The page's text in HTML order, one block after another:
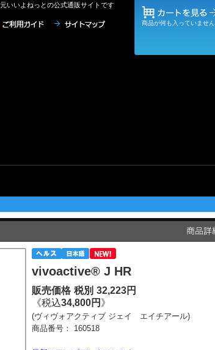
商品が何も入っていません
いいよねっとの公式通販サイトです
vivoactive® J HR
販売価格 税別 32,223円
《税込34,800円 》
(ヴィヴォアクティブ ジェイ エイチアール)
商品番号：
160518